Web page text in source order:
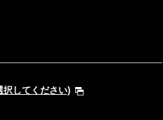
してください)